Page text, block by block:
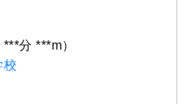
***分 ***m）
校